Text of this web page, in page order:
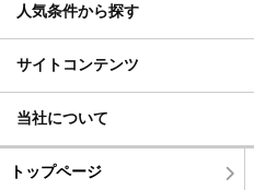
人気条件から探す
サイトコンテンツ
当社について
トップページ